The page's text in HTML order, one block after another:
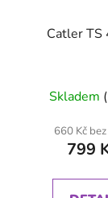
Catler TS
Skladem
660 Kč
799